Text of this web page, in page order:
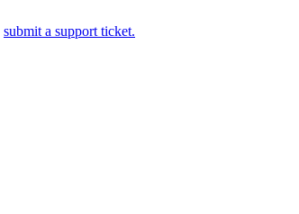
submit a support ticket.